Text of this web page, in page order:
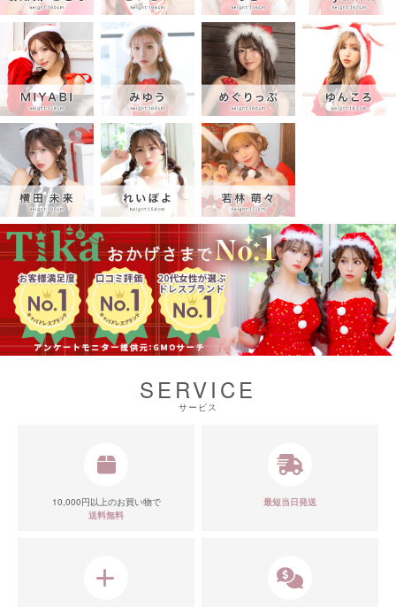
SERVICE
サービス
10,000円以上のお買い物で
送料無料
最短当日発送